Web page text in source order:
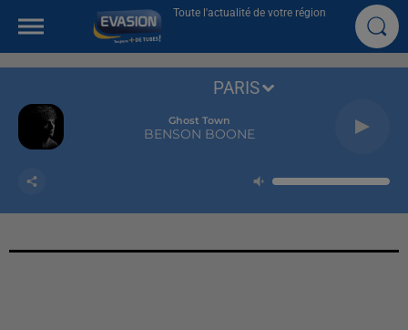
Toute l'actualité de votre région
Ghost Town
BENSON BOONE
PARIS